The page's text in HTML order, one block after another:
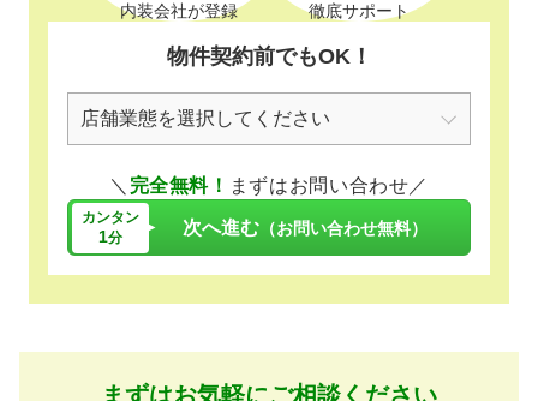
内装会社が登録
徹底サポート
物件契約前でもOK！
＼ 完全無料！ まずはお問い合わせ／
カンタン
1分 次へ進む （お問い合わせ無料）
まずはお気軽にご相談ください